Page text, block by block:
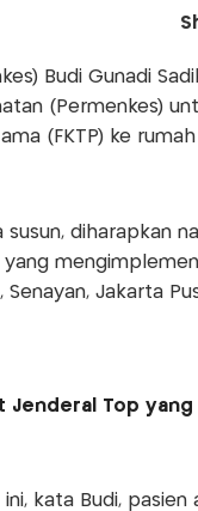
Budi Gunadi
(Permenkes)
(FKTP) ke
diharapkan
Jakarta
Top yang
kata Budi, pasien